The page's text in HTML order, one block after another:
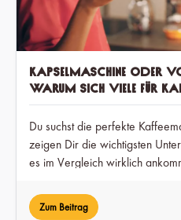
Kapselmaschine oder
warum sich viele für
Du suchst die perfekte
zeigen Dir die wichtigsten
es im Vergleich wirklich
Zum Beitrag